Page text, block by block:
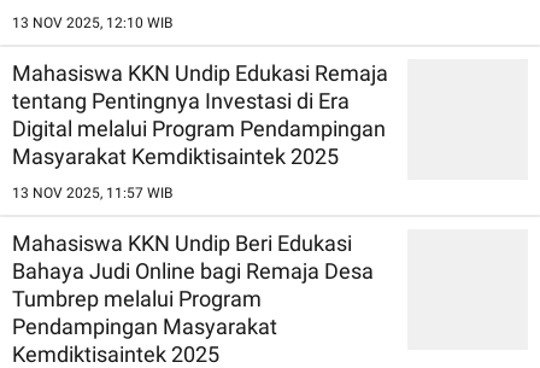
13 NOV 2025, 12:10 WIB
Mahasiswa KKN Undip Edukasi Remaja
tentang Pentingnya Investasi di Era
Digital melalui Program Pendampingan
Masyarakat Kemdiktisaintek 2025
13 NOV 2025, 11:57 WIB
Mahasiswa KKN Undip Beri Edukasi
Bahaya Judi Online bagi Remaja Desa
Tumbrep melalui Program
Pendampingan Masyarakat
Kemdiktisaintek 2025